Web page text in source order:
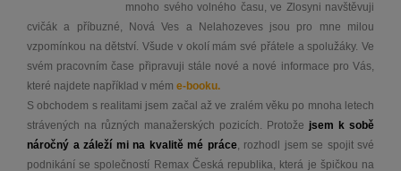
mnoho svého volného času, ve Zlosyni navštěvuji
cvičák a příbuzné, Nová Ves a Nelahozeves jsou pro mne milou
vzpomínkou na dětství. Všude v okolí mám své přátele a spolužáky. Ve
svém pracovním čase připravuji stále nové a nové informace pro Vás,
které najdete například v mém e-booku.
S obchodem s realitami jsem začal až ve zralém věku po mnoha letech
strávených na různých manažerských pozicích. Protože jsem k sobě
náročný a záleží mi na kvalitě mé práce, rozhodl jsem se spojit své
podnikání se společností Remax Česká republika, která je špičkou na